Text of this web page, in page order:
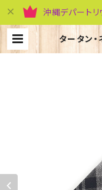
沖縄デパート
タータン
e【